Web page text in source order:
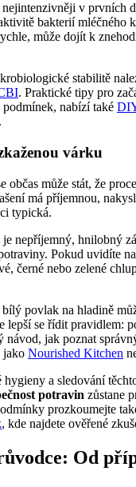
nejintenzivněji v prvních
bakterií mléčného
může dojít k
stabilitě
. Praktické tipy pro
nabízí také
várku
občas může stát, že
má příjemnou,
typická.
nepříjemný, hnilobný
Pokud uvidíte
černé nebo zelené
povlak na hladině
lepší se řídit pravidlem:
návod, jak poznat
jako Nourished Kitchen
a sledování
potravin zůstane
prozkoumejte
, kde najdete ověřené
Od